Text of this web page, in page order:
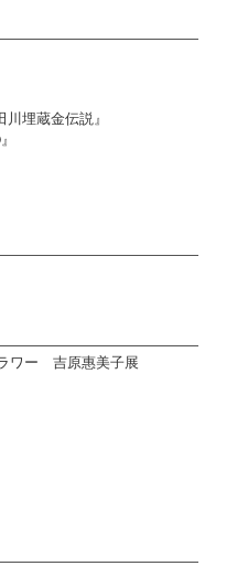
埋蔵金伝説』
ワー 吉原惠美子展